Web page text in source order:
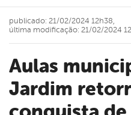
Aulas municipais de Belo
Jardim
publicado: 21/02/2024 12h38,
última modificação: 21/02/2024